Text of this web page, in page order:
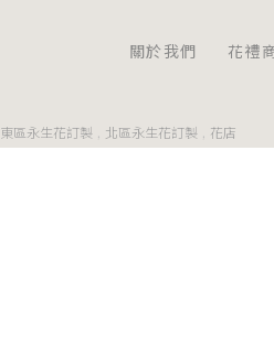
關於我們 花禮
東區永生花訂製 北區永生花訂製 花店